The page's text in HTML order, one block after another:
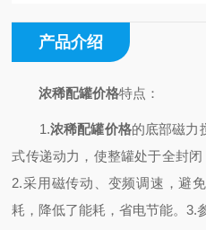
产品介绍
浓稀配罐价格特点：
1.浓稀配罐价格的底部磁力
式传递动力，使整罐处于全封闭
2.采用磁传动、变频调速，避
耗，降低了能耗，省电节能。3.